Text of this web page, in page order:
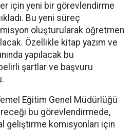
için yeni bir görevlendirme
Bu yeni süreç
oluşturularak öğretmen
Özellikle kitap yazım ve
yapılacak bu
şartlar ve başvuru
Eğitim Genel Müdürlüğü
bu görevlendirmede,
geliştirme komisyonları için